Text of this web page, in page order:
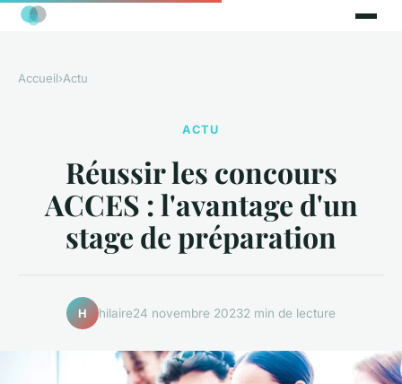
Accueil›Actu
ACTU
Réussir les concours
ACCES : l'avantage d'un
stage de préparation
H hilaire24 novembre 20232 min de lecture